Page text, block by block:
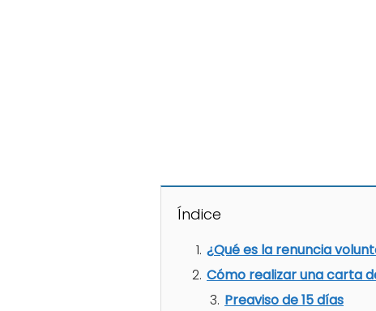
Índice
¿Qué es la renuncia
Cómo realizar una carta
Preaviso de 15 días